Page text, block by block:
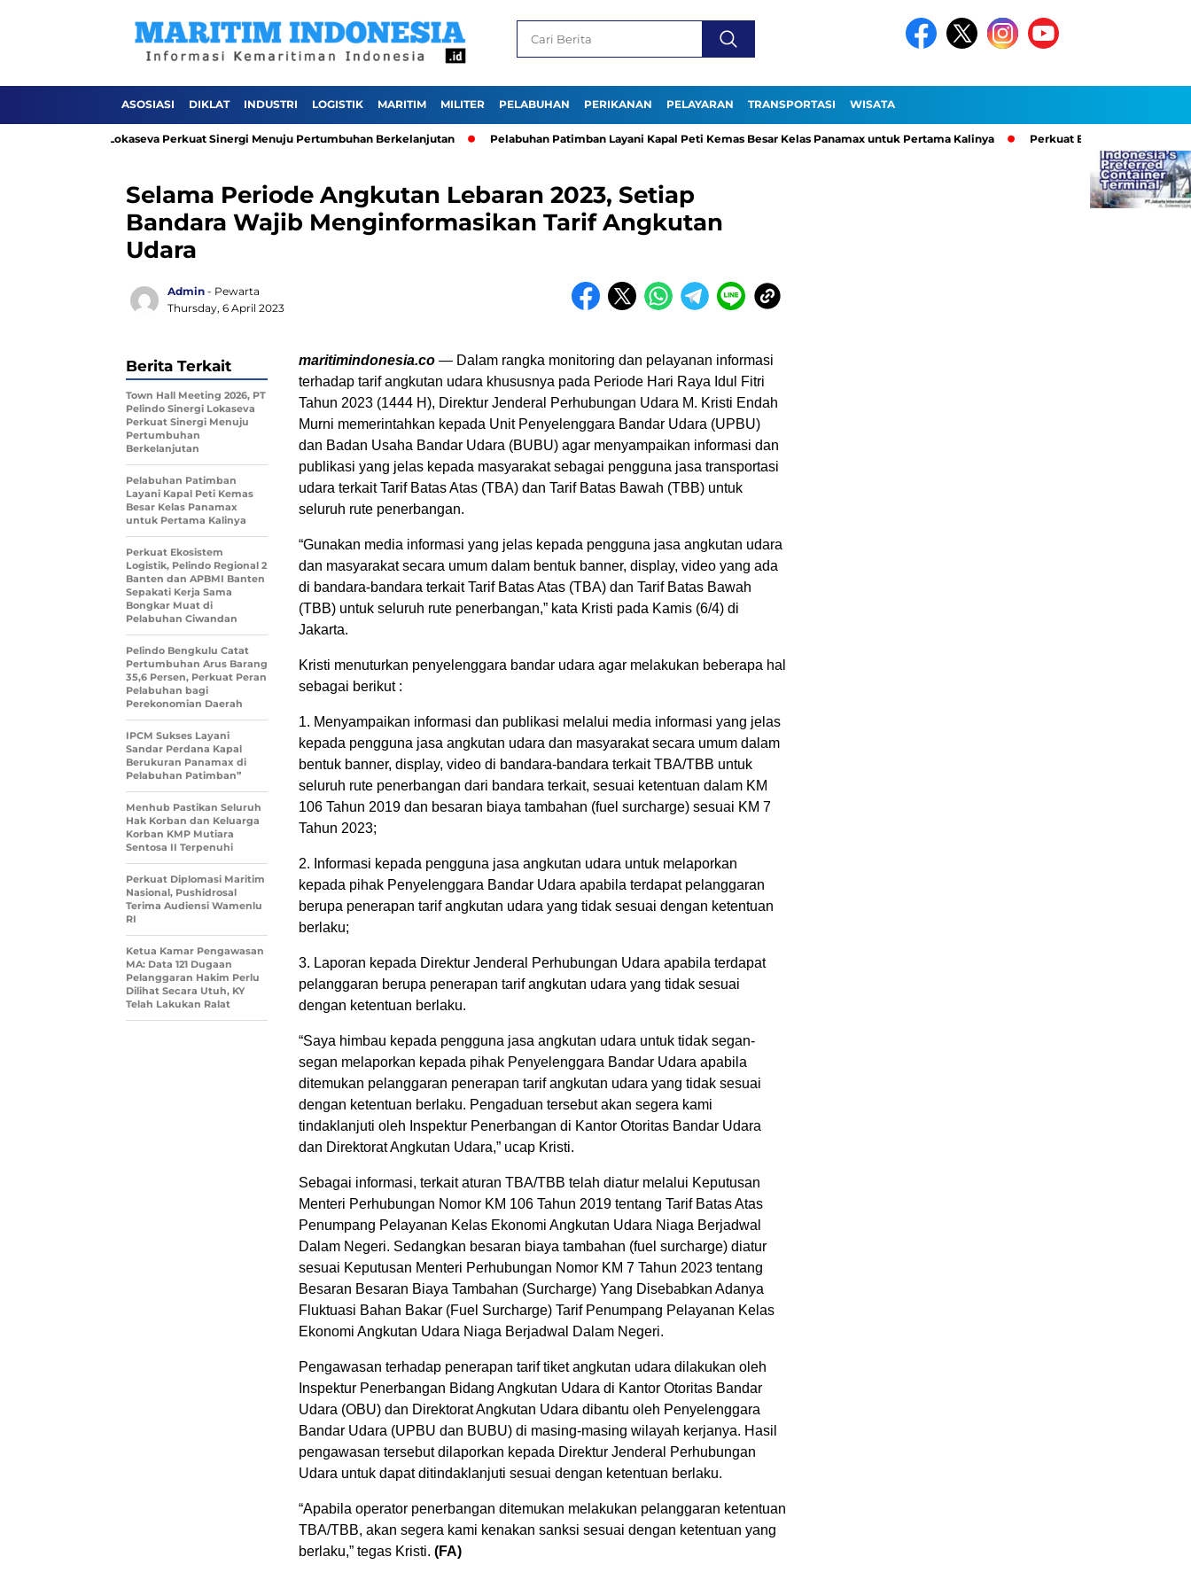
ASOSIASI DIKLAT INDUSTRI LOGISTIK MARITIM MILITER PELABUHAN PERIKANAN PELAYARAN TRANSPORTASI WISATA
Sinergi Lokaseva Perkuat Sinergi Menuju Pertumbuhan Berkelanjutan Pelabuhan Patimban Layani Kapal Peti Kemas Besar Kelas Panamax untuk Pertama Kalinya Perkuat Ekosistem Logistik,
Selama Periode Angkutan Lebaran 2023, Setiap
Bandara Wajib Menginformasikan Tarif Angkutan
Udara
Admin - Pewarta
Thursday, 6 April 2023
maritimindonesia.co — Dalam rangka monitoring dan pelayanan informasi
terhadap tarif angkutan udara khususnya pada Periode Hari Raya Idul Fitri
Tahun 2023 (1444 H), Direktur Jenderal Perhubungan Udara M. Kristi Endah
Murni memerintahkan kepada Unit Penyelenggara Bandar Udara (UPBU)
dan Badan Usaha Bandar Udara (BUBU) agar menyampaikan informasi dan
publikasi yang jelas kepada masyarakat sebagai pengguna jasa transportasi
udara terkait Tarif Batas Atas (TBA) dan Tarif Batas Bawah (TBB) untuk
seluruh rute penerbangan.
“Gunakan media informasi yang jelas kepada pengguna jasa angkutan udara
dan masyarakat secara umum dalam bentuk banner, display, video yang ada
di bandara-bandara terkait Tarif Batas Atas (TBA) dan Tarif Batas Bawah
(TBB) untuk seluruh rute penerbangan,” kata Kristi pada Kamis (6/4) di
Jakarta.
Kristi menuturkan penyelenggara bandar udara agar melakukan beberapa hal
sebagai berikut :
1. Menyampaikan informasi dan publikasi melalui media informasi yang jelas
kepada pengguna jasa angkutan udara dan masyarakat secara umum dalam
bentuk banner, display, video di bandara-bandara terkait TBA/TBB untuk
seluruh rute penerbangan dari bandara terkait, sesuai ketentuan dalam KM
106 Tahun 2019 dan besaran biaya tambahan (fuel surcharge) sesuai KM 7
Tahun 2023;
2. Informasi kepada pengguna jasa angkutan udara untuk melaporkan
kepada pihak Penyelenggara Bandar Udara apabila terdapat pelanggaran
berupa penerapan tarif angkutan udara yang tidak sesuai dengan ketentuan
berlaku;
3. Laporan kepada Direktur Jenderal Perhubungan Udara apabila terdapat
pelanggaran berupa penerapan tarif angkutan udara yang tidak sesuai
dengan ketentuan berlaku.
“Saya himbau kepada pengguna jasa angkutan udara untuk tidak segan-
segan melaporkan kepada pihak Penyelenggara Bandar Udara apabila
ditemukan pelanggaran penerapan tarif angkutan udara yang tidak sesuai
dengan ketentuan berlaku. Pengaduan tersebut akan segera kami
tindaklanjuti oleh Inspektur Penerbangan di Kantor Otoritas Bandar Udara
dan Direktorat Angkutan Udara,” ucap Kristi.
Sebagai informasi, terkait aturan TBA/TBB telah diatur melalui Keputusan
Menteri Perhubungan Nomor KM 106 Tahun 2019 tentang Tarif Batas Atas
Penumpang Pelayanan Kelas Ekonomi Angkutan Udara Niaga Berjadwal
Dalam Negeri. Sedangkan besaran biaya tambahan (fuel surcharge) diatur
sesuai Keputusan Menteri Perhubungan Nomor KM 7 Tahun 2023 tentang
Besaran Besaran Biaya Tambahan (Surcharge) Yang Disebabkan Adanya
Fluktuasi Bahan Bakar (Fuel Surcharge) Tarif Penumpang Pelayanan Kelas
Ekonomi Angkutan Udara Niaga Berjadwal Dalam Negeri.
Pengawasan terhadap penerapan tarif tiket angkutan udara dilakukan oleh
Inspektur Penerbangan Bidang Angkutan Udara di Kantor Otoritas Bandar
Udara (OBU) dan Direktorat Angkutan Udara dibantu oleh Penyelenggara
Bandar Udara (UPBU dan BUBU) di masing-masing wilayah kerjanya. Hasil
pengawasan tersebut dilaporkan kepada Direktur Jenderal Perhubungan
Udara untuk dapat ditindaklanjuti sesuai dengan ketentuan berlaku.
“Apabila operator penerbangan ditemukan melakukan pelanggaran ketentuan
TBA/TBB, akan segera kami kenakan sanksi sesuai dengan ketentuan yang
berlaku,” tegas Kristi. (FA)
Berita Terkait
Town Hall Meeting 2026, PT
Pelindo Sinergi Lokaseva
Perkuat Sinergi Menuju
Pertumbuhan
Berkelanjutan
Pelabuhan Patimban
Layani Kapal Peti Kemas
Besar Kelas Panamax
untuk Pertama Kalinya
Perkuat Ekosistem
Logistik, Pelindo Regional 2
Banten dan APBMI Banten
Sepakati Kerja Sama
Bongkar Muat di
Pelabuhan Ciwandan
Pelindo Bengkulu Catat
Pertumbuhan Arus Barang
35,6 Persen, Perkuat Peran
Pelabuhan bagi
Perekonomian Daerah
IPCM Sukses Layani
Sandar Perdana Kapal
Berukuran Panamax di
Pelabuhan Patimban”
Menhub Pastikan Seluruh
Hak Korban dan Keluarga
Korban KMP Mutiara
Sentosa II Terpenuhi
Perkuat Diplomasi Maritim
Nasional, Pushidrosal
Terima Audiensi Wamenlu
RI
Ketua Kamar Pengawasan
MA: Data 121 Dugaan
Pelanggaran Hakim Perlu
Dilihat Secara Utuh, KY
Telah Lakukan Ralat